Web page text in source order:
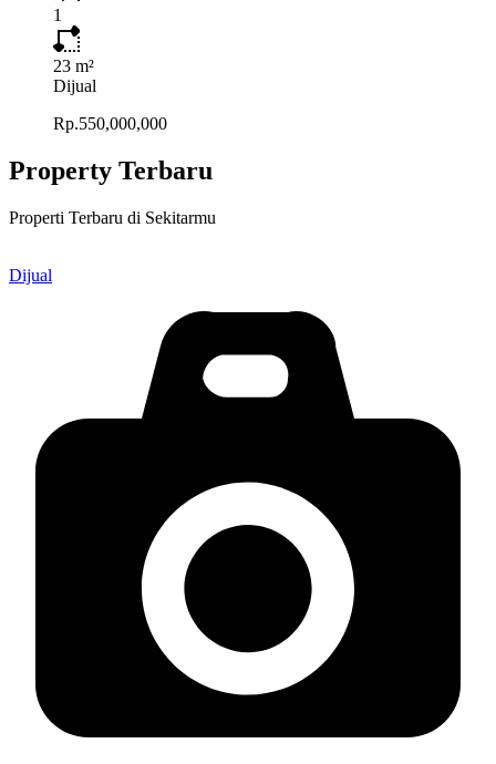
1
23 m²
Dijual
Rp.550,000,000
Property Terbaru
Properti Terbaru di Sekitarmu
Dijual